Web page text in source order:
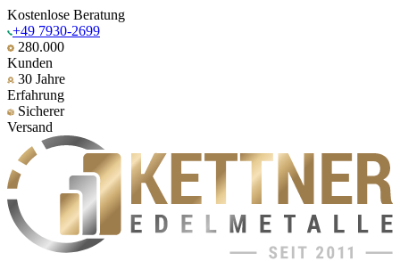
Kostenlose Beratung
+49 7930-2699
280.000
Kunden
30 Jahre
Erfahrung
Sicherer
Versand